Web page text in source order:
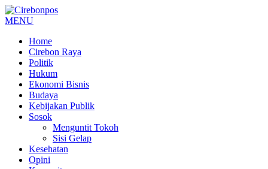
MENU
Home
Cirebon Raya
Politik
Hukum
Ekonomi Bisnis
Budaya
Kebijakan Publik
Sosok
Menguntit Tokoh
Sisi Gelap
Kesehatan
Opini